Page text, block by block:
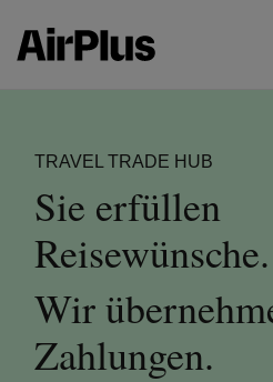
TRAVEL TRADE HUB
Sie erfüllen
Reisewünsche.
Wir
Zahlungen.